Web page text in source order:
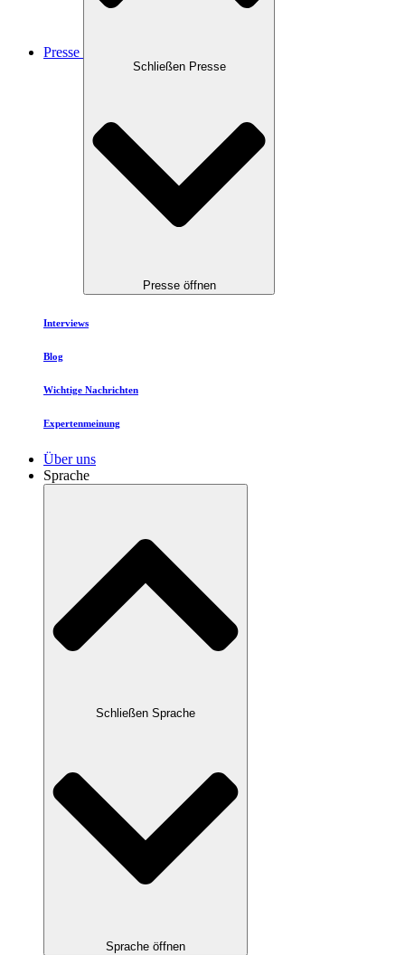
Presse
Schließen Presse
Presse öffnen
Interviews
Blog
Wichtige Nachrichten
Expertenmeinung
Über uns
Sprache
Schließen Sprache
Sprache öffnen